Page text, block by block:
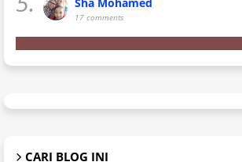
17 comments
CARI BLOG INI